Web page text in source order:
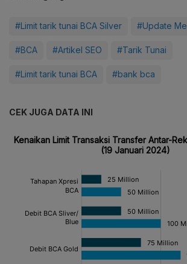
#Limit tarik tunai BCA Silver #Update Me
#BCA #Artikel SEO #Tarik Tunai
#Limit tarik tunai BCA #bank bca
CEK JUGA DATA INI